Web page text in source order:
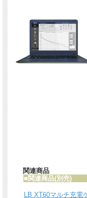
関連商品
■ 関連商品(別売)
LB XT60マルチ充電